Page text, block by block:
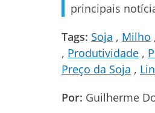
principais
Tags: Soja Milho
Produtividade
Preço da Soja
Por: Guilherme